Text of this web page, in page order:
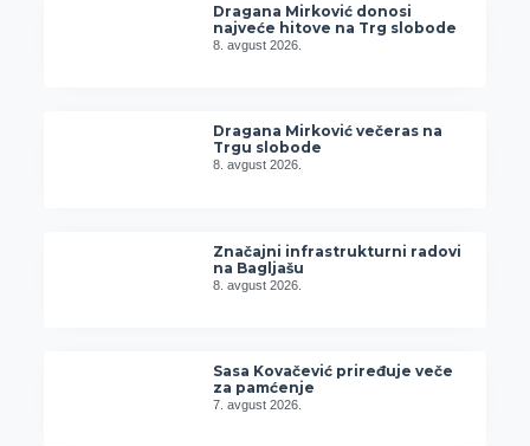
Dragana Mirković donosi
najveće hitove na Trg slobode
8. avgust 2026.
Dragana Mirković večeras na
Trgu slobode
8. avgust 2026.
Značajni infrastrukturni radovi
na Bagljašu
8. avgust 2026.
Sasa Kovačević priređuje veče
za pamćenje
7. avgust 2026.